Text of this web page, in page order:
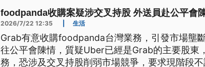
foodpanda收購案疑涉交叉持股 外送員赴公平會
2026/7/22 12:35 生活
Grab有意收購foodpanda台灣業務，引發市場壟
往公平會陳情，質疑Uber已經是Grab的主要股
務，恐涉及交叉持股削弱市場競爭，要求現階段